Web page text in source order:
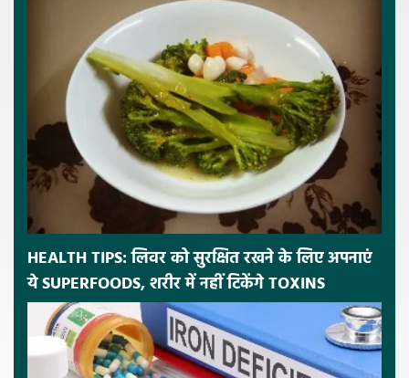
HEALTH TIPS: लिवर को सुरक्षित रखने के लिए अपनाएं
ये SUPERFOODS, शरीर में नहीं टिकेंगे TOXINS